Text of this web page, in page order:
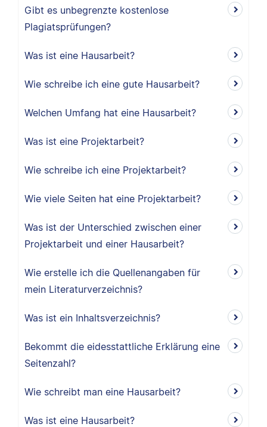
Gibt es unbegrenzte kostenlose
Plagiatsprüfungen?
Was ist eine Hausarbeit?
Wie schreibe ich eine gute Hausarbeit?
Welchen Umfang hat eine Hausarbeit?
Was ist eine Projektarbeit?
Wie schreibe ich eine Projektarbeit?
Wie viele Seiten hat eine Projektarbeit?
Was ist der Unterschied zwischen einer
Projektarbeit und einer Hausarbeit?
Wie erstelle ich die Quellenangaben für
mein Literaturverzeichnis?
Was ist ein Inhaltsverzeichnis?
Bekommt die eidesstattliche Erklärung eine
Seitenzahl?
Wie schreibt man eine Hausarbeit?
Was ist eine Hausarbeit?